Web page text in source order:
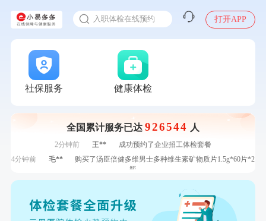
入职体检在线预约
打开APP
社保服务 健康体检
全国累计服务已达 926544 人
7分钟前 戴*
购买了便携式手持小风扇
7分钟前
袁**
购买了美的体重秤 MO-CW5 白色
刚刚
王**
成功预约女性常规体检套餐
成功预约女性常规体检套餐
成功预约了女性防癌筛查套餐
刚刚
成功预约了女性防癌筛查套餐
2分钟前
江**
成功预约了女性VIP体检套餐
2分钟前
王**
成功预约了企业招工体检套餐
4分钟前
毛**
购买了汤臣倍健多维男士多种维生素矿物质片1.5g*60片*2
瓶
成功预约了坐班族体检套餐（男）
6分钟前
孙**
成功预约了商务应酬体检（男）
7分钟前
戴*
购买了便携式手持小风扇